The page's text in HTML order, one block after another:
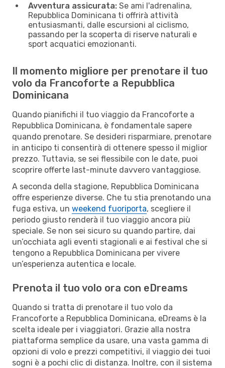
Avventura assicurata: Se ami l'adrenalina,
Repubblica Dominicana ti offrirà attività
entusiasmanti, dalle escursioni al ciclismo,
passando per la scoperta di riserve naturali e
sport acquatici emozionanti.
Il momento migliore per prenotare il tuo
volo da Francoforte a Repubblica
Dominicana
Quando pianifichi il tuo viaggio da Francoforte a
Repubblica Dominicana, è fondamentale sapere
quando prenotare. Se desideri risparmiare, prenotare
in anticipo ti consentirà di ottenere spesso il miglior
prezzo. Tuttavia, se sei flessibile con le date, puoi
scoprire offerte last-minute davvero vantaggiose.
A seconda della stagione, Repubblica Dominicana
offre esperienze diverse. Che tu stia prenotando una
fuga estiva, un weekend fuoriporta, scegliere il
periodo giusto renderà il tuo viaggio ancora più
speciale. Se non sei sicuro su quando partire, dai
un’occhiata agli eventi stagionali e ai festival che si
tengono a Repubblica Dominicana per vivere
un’esperienza autentica e locale.
Prenota il tuo volo ora con eDreams
Quando si tratta di prenotare il tuo volo da
Francoforte a Repubblica Dominicana, eDreams è la
scelta ideale per i viaggiatori. Grazie alla nostra
piattaforma semplice da usare, una vasta gamma di
opzioni di volo e prezzi competitivi, il viaggio dei tuoi
sogni è a pochi clic di distanza. Inoltre, con il sistema